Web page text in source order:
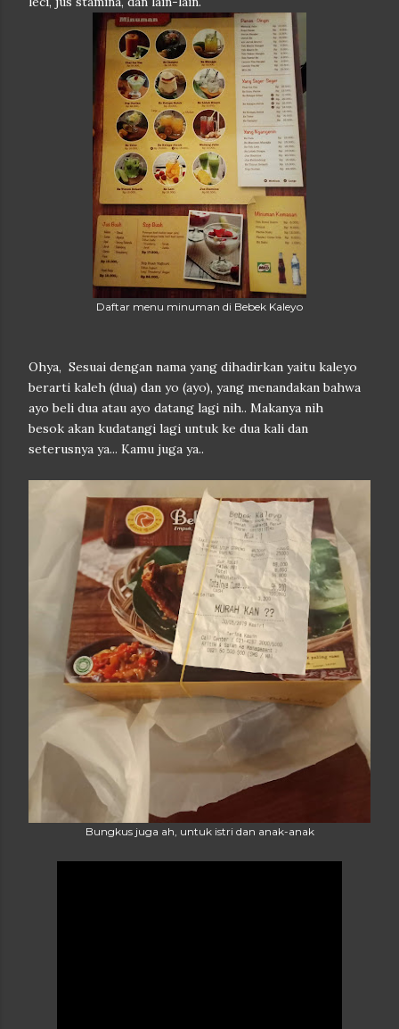
Daftar menu minuman di Bebek Kaleyo
Ohya, Sesuai dengan nama yang dihadirkan yaitu kaleyo
berarti kaleh (dua) dan yo (ayo), yang menandakan bahwa
ayo beli dua atau ayo datang lagi nih.. Makanya nih
besok akan kudatangi lagi untuk ke dua kali dan
seterusnya ya... Kamu juga ya..
Bungkus juga ah, untuk istri dan anak-anak